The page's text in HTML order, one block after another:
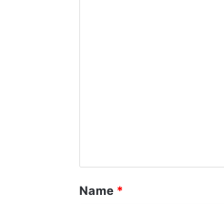
*
Name *